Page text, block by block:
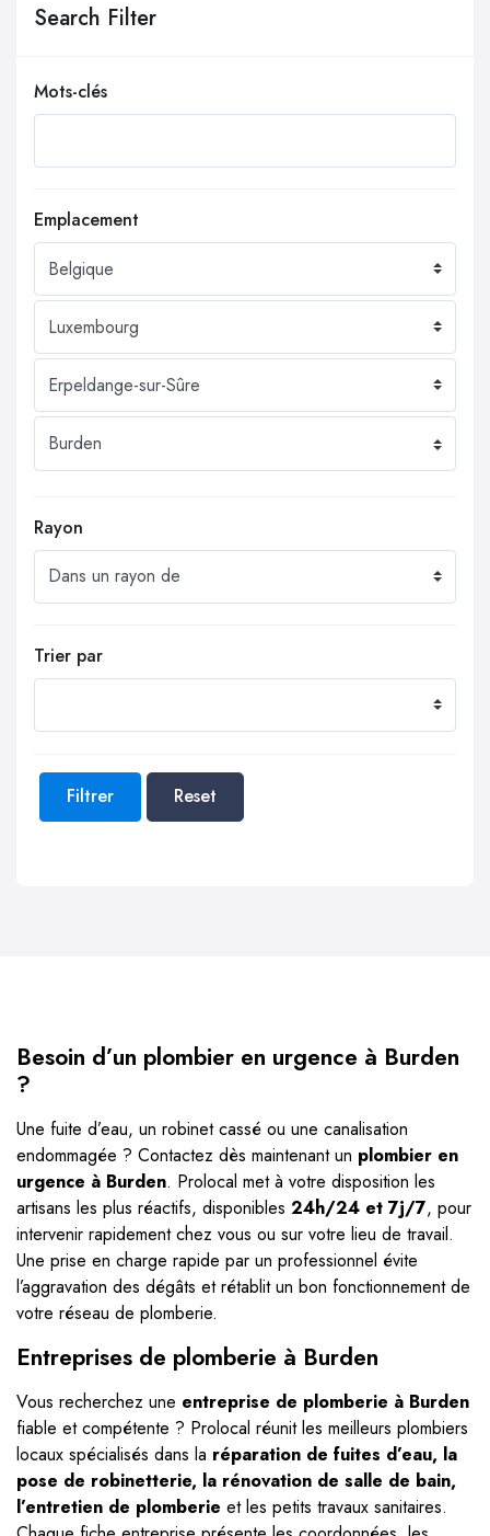
Search Filter
Mots-clés
Emplacement
Rayon
Trier par
Filtrer Reset
Besoin d’un plombier en urgence à Burden
?
Une fuite d’eau, un robinet cassé ou une canalisation
endommagée ? Contactez dès maintenant un plombier en
urgence à Burden. Prolocal met à votre disposition les
artisans les plus réactifs, disponibles 24h/24 et 7j/7, pour
intervenir rapidement chez vous ou sur votre lieu de travail.
Une prise en charge rapide par un professionnel évite
l’aggravation des dégâts et rétablit un bon fonctionnement de
votre réseau de plomberie.
Entreprises de plomberie à Burden
Vous recherchez une entreprise de plomberie à Burden
fiable et compétente ? Prolocal réunit les meilleurs plombiers
locaux spécialisés dans la réparation de fuites d’eau, la
pose de robinetterie, la rénovation de salle de bain,
l’entretien de plomberie et les petits travaux sanitaires.